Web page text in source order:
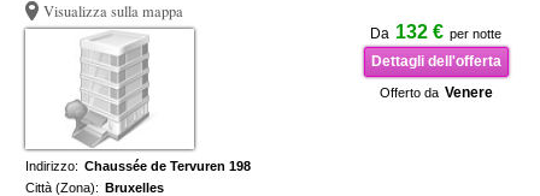
Visualizza sulla mappa
Da 132 € per notte
Dettagli dell'offerta
Offerto da Venere
Indirizzo: Chaussée de Tervuren 198
Città (Zona): Bruxelles